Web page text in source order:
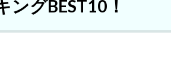
ングBEST10！